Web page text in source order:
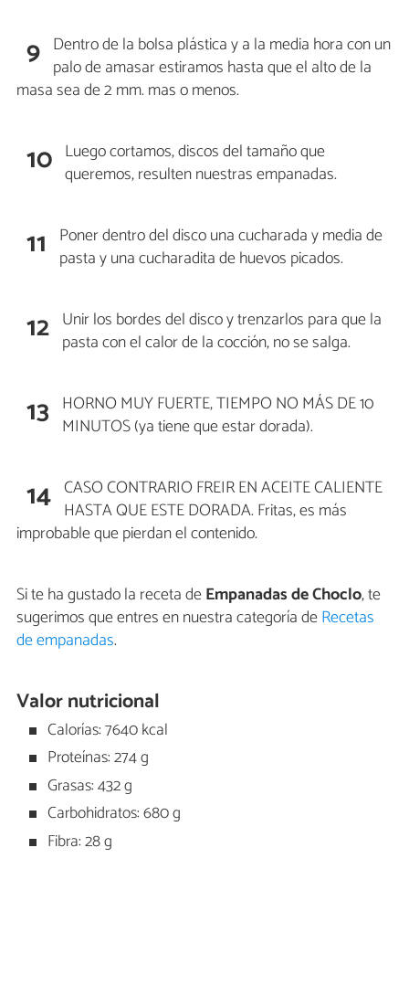
9 Dentro de la bolsa plástica y a la media hora con un
palo de amasar estiramos hasta que el alto de la
masa sea de 2 mm. mas o menos.
10 Luego cortamos, discos del tamaño que
queremos, resulten nuestras empanadas.
11 Poner dentro del disco una cucharada y media de
pasta y una cucharadita de huevos picados.
12 Unir los bordes del disco y trenzarlos para que la
pasta con el calor de la cocción, no se salga.
13 HORNO MUY FUERTE, TIEMPO NO MÁS DE 10
MINUTOS (ya tiene que estar dorada).
14 CASO CONTRARIO FREIR EN ACEITE CALIENTE
HASTA QUE ESTE DORADA. Fritas, es más
improbable que pierdan el contenido.
Si te ha gustado la receta deEmpanadas de Choclo, te
sugerimos que entres en nuestra categoría deRecetas
de empanadas.
Valor nutricional
Calorías: 7640 kcal
Proteínas: 274 g
Grasas: 432 g
Carbohidratos: 680 g
Fibra: 28 g